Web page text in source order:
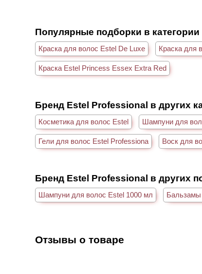
Популярные подборки в категории
Краска для волос Estel De Luxe Краска для
Краска Estel Princess Essex Extra Red
Бренд Estel Professional в других
Косметика для волос Estel Шампуни для
Гели для волос Estel Professiona Воск для
Бренд Estel Professional в других
Шампуни для волос Estel 1000 мл Бальзамы
Отзывы о товаре